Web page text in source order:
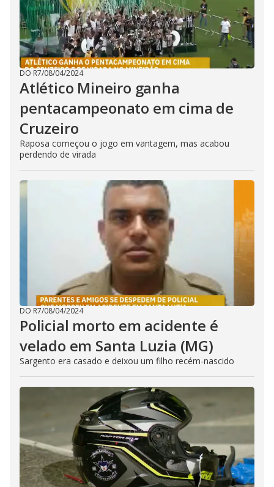
DO R7/08/04/2024
Atlético Mineiro ganha
pentacampeonato em cima de
Cruzeiro
Raposa começou o jogo em vantagem, mas acabou
perdendo de virada
DO R7/08/04/2024
Policial morto em acidente é
velado em Santa Luzia (MG)
Sargento era casado e deixou um filho recém-nascido